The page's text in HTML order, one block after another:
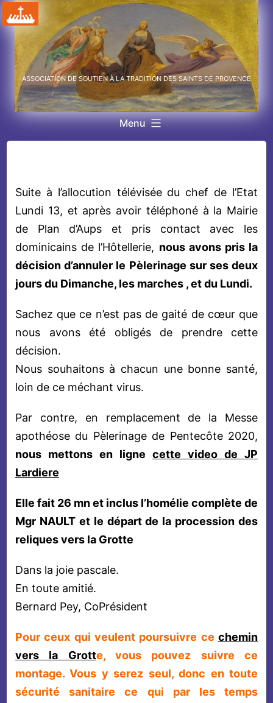
Aller
au
contenu
ASSOCIATION DE SOUTIEN À LA TRADITION DES SAINTS DE PROVENCE
Menu
Suite à l’allocution télévisée du chef de l’Etat
Lundi 13, et après avoir téléphoné à la Mairie
de Plan d’Aups et pris contact avec les
dominicains de l’Hôtellerie, nous avons pris la
décision d’annuler le Pèlerinage sur ses deux
jours du Dimanche, les marches , et du Lundi.
Sachez que ce n’est pas de gaité de cœur que
nous avons été obligés de prendre cette
décision.
Nous souhaitons à chacun une bonne santé,
loin de ce méchant virus.
Par contre, en remplacement de la Messe
apothéose du Pèlerinage de Pentecôte 2020,
nous mettons en ligne cette video de JP
Lardiere
Elle fait 26 mn et inclus l’homélie complète de
Mgr NAULT et le départ de la procession des
reliques vers la Grotte
Dans la joie pascale.
En toute amitié.
Bernard Pey, CoPrésident
Pour ceux qui veulent poursuivre ce chemin
vers la Grotte, vous pouvez suivre ce
montage. Vous y serez seul, donc en toute
sécurité sanitaire ce qui par les temps